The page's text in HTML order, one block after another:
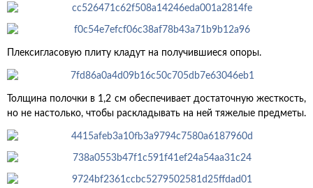
Плексигласовую плиту кладут на получившиеся опоры.
Толщина полочки в 1,2 см обеспечивает достаточную жесткость,
но не настолько, чтобы раскладывать на ней тяжелые предметы.